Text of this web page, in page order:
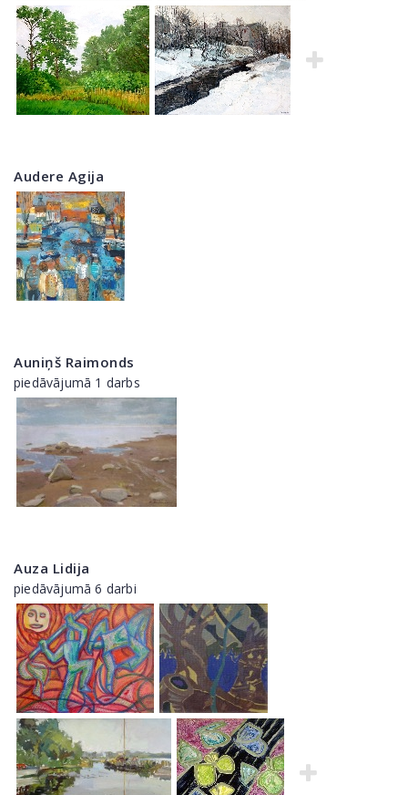
Audere Agija
Auniņš Raimonds
piedāvājumā 1 darbs
Auza Lidija
piedāvājumā 6 darbi